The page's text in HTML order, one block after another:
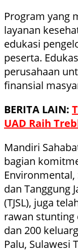
Program yang
layanan
edukasi
peserta.
perusahaan
finansial
BERITA LAIN:
UAD Raih
Mandiri
bagian
Environmental,
dan Tanggung
(TJSL), juga
rawan stunting
dan 200
Palu, Sulawesi